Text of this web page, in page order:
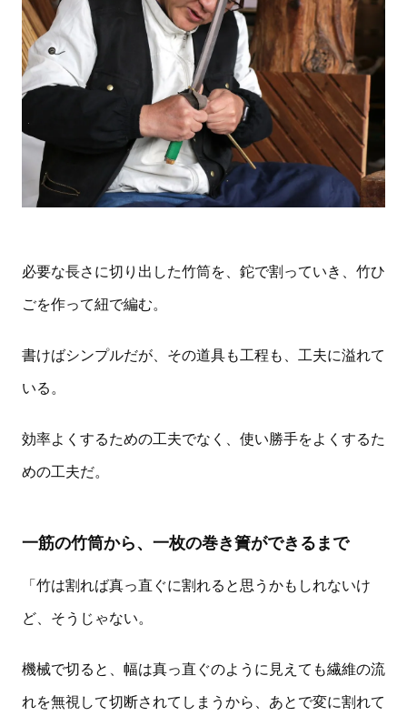
必要な長さに切り出した竹筒を、鉈で割っていき、竹ひ
ごを作って紐で編む。
書けばシンプルだが、その道具も工程も、工夫に溢れて
いる。
効率よくするための工夫でなく、使い勝手をよくするた
めの工夫だ。
一筋の竹筒から、一枚の巻き簀ができるまで
「竹は割れば真っ直ぐに割れると思うかもしれないけ
ど、そうじゃない。
機械で切ると、幅は真っ直ぐのように見えても繊維の流
れを無視して切断されてしまうから、あとで変に割れて